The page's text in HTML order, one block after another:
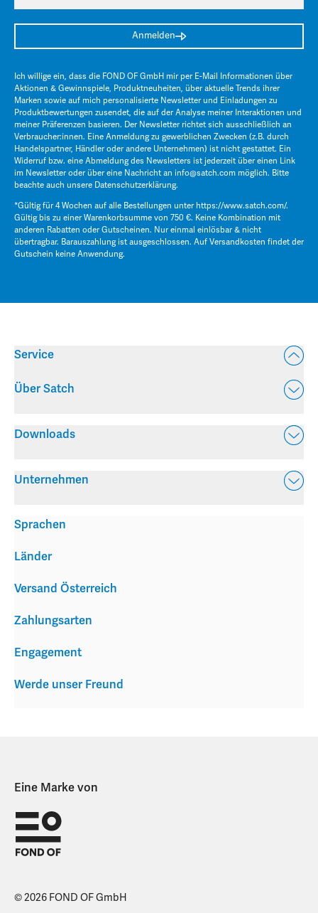
Anmelden
Ich willige ein, dass die FOND OF GmbH mir per E-Mail Informationen über
Aktionen & Gewinnspiele, Produktneuheiten, über aktuelle Trends ihrer
Marken sowie auf mich personalisierte Newsletter und Einladungen zu
Produktbewertungen zusendet, die auf der Analyse meiner Interaktionen und
meiner Präferenzen basieren. Der Newsletter richtet sich ausschließlich an
Verbraucher:innen. Eine Anmeldung zu gewerblichen Zwecken (z.B. durch
Handelspartner, Händler oder andere Unternehmen) ist nicht gestattet. Ein
Widerruf bzw. eine Abmeldung des Newsletters ist jederzeit über einen Link
im Newsletter oder über eine Nachricht an info@satch.com möglich. Bitte
beachte auch unsere Datenschutzerklärung.
*Gültig für 4 Wochen auf alle Bestellungen unter https://www.satch.com/.
Gültig bis zu einer Warenkorbsumme von 750 €. Keine Kombination mit
anderen Rabatten oder Gutscheinen. Nur einmal einlösbar & nicht
übertragbar. Barauszahlung ist ausgeschlossen. Auf Versandkosten findet der
Gutschein keine Anwendung.
Service
Über Satch
Downloads
Unternehmen
Versand Österreich
Zahlungsarten
Engagement
Werde unser Freund
Sprachen
Länder
Eine Marke von
© 2026 FOND OF GmbH